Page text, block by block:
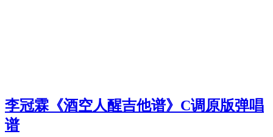
李冠霖《酒空人醒吉他谱》C调原版弹唱
谱